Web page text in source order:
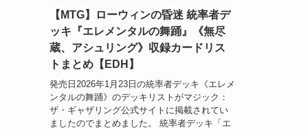
【MTG】ローウィンの昏迷 統率者デ
ッキ『エレメンタルの舞踊』《無尽
蔵、アシュリング》収録カードリス
トまとめ【EDH】
発売日2026年1月23日の統率者デッキ《エレメ
ンタルの舞踊》のデッキリストがマジック：
ザ・ギャザリング公式サイトに掲載されてい
ましたのでまとめました。 統率者デッキ「エ